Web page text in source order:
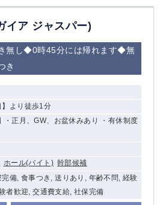
イア ジャスパー)
無し◆0時45分には帰れます◆無
き
】より徒歩1分
・正月、GW、お盆休みあり ・有休制度
ホール(バイト) 幹部候補
完備, 食事つき, 送りあり, 年齢不問, 経験
者歓迎, 交通費支給, 社保完備
新横浜
平塚
町
たまプラーザ